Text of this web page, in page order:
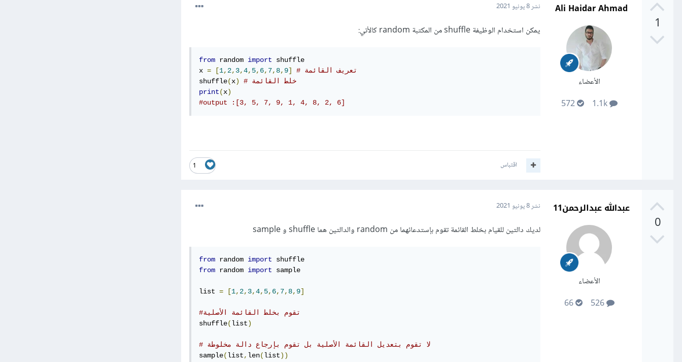
1
Ali Haidar Ahmad
الأعضاء
1.1k
572
نشر8 يونيو 2021
يمكن استخدام الوظيفة shuffle من المكتبة random كالأتي:
from random import shuffle
x = [1, 2, 3,4, 5, 6, 7, 8, 9]
# تعريف القائمة
shuffle(x)
# خلط القائمة
print(x)
#output :[3, 5, 7, 9, 1, 4, 8, 2, 6]
1 اقتباس
0
عبدالله عبدالرحمن11
الأعضاء
526
66
نشر8 يونيو 2021
لديك دالتين للقيام بخلط القائمة تقوم بإستدعائهما من random والدالتين هما shuffle و sample
from random import
from random import sample
list = [1, 2, 3,4, 5, 6, 7, 8, 9]
#تقوم بخلط القائمة الأصلية
shuffle(list)
# لا تقوم بتعديل القائمة الأصلية بل تقوم بإرجاع دالة مخلوطة
sample(list, len(list))